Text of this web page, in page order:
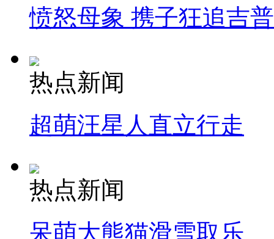
愤怒母象 携子狂追吉
热点新闻
超萌汪星人直立行走
热点新闻
呆萌大熊猫滑雪取乐